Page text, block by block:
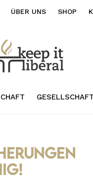
ÜBER UNS SHOP
GESELLSCHAFT